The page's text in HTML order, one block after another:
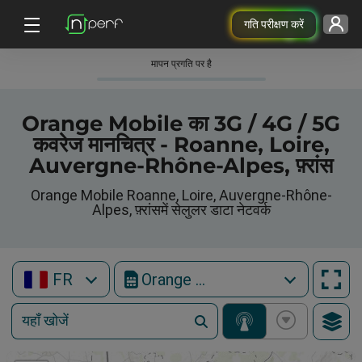
गति परीक्षण करें
मापन प्रगति पर है
Orange Mobile का 3G / 4G / 5G
कवरेज मानचित्र - Roanne, Loire,
Auvergne-Rhône-Alpes, फ़्रांस
Orange Mobile Roanne, Loire, Auvergne-Rhône-
Alpes, फ़्रांसमें सेलुलर डाटा नेटवर्क
FR Orange Mobile